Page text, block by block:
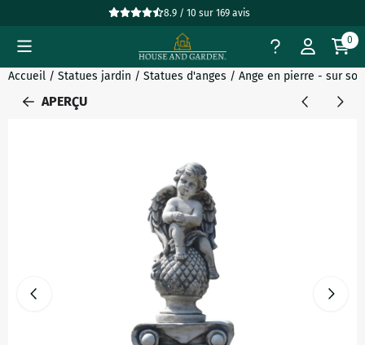
Préférences de cookies disponibles. Choisissez les
8.9 / 10 sur 169avis
0
Accueil / Statues jardin / Statues d'anges / Ange en pierre - sur
APERÇU